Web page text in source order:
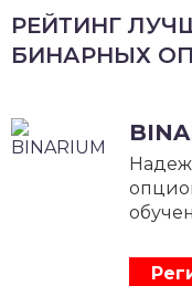
РЕЙТИНГ
БИНАРНЫХ